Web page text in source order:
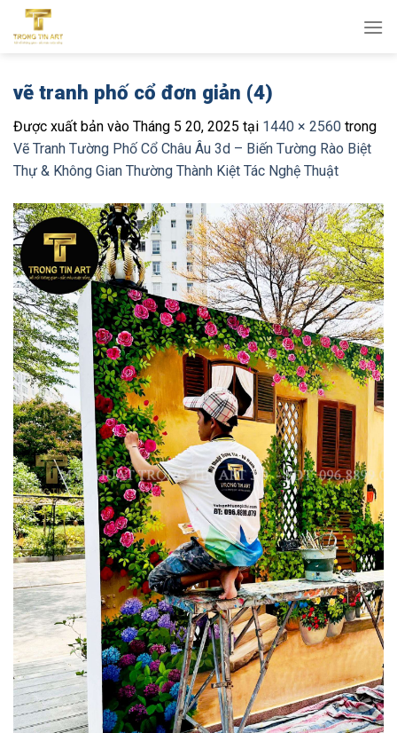
qua
vẽ tranh phố cổ đơn giản (4)
Được xuất bản vào Tháng 5 20, 2025 tại 1440 × 2560 trong
Vẽ Tranh Tường Phố Cổ Châu Âu 3d – Biến Tường Rào Biệt
Thự & Không Gian Thường Thành Kiệt Tác Nghệ Thuật